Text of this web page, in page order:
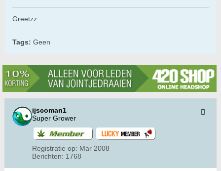
Greetzz
Tags: Geen
ijscoman1
Super Grower
Registratie op: Mar 2008
Berichten: 1768